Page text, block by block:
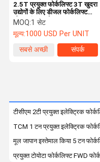
सेकेंड हैंड खुदाई यंत्र
प्रयुक्त हाइड्रोलिक खुदाई
प्रयुक्त डीजल फोर्कलिफ्ट
नया फोर्कलिफ्ट
2.5T प्रयुक्त फोर्कलिफ्ट 3T खुदरा
उद्योगों के लिए डीजल फोर्कलिफ्ट
डीजल इंजन स्रोत
MOQ:1 सेट
मूल्य:1000 USD Per UNIT
सबसे अच्छी
संपर्क
टीसीएम 2टी प्रयुक्त इलेक्ट्रिक
TCM 1 टन प्रयुक्त इलेक्ट्रिक
मूल जापान इस्तेमाल किया 5 टन
प्रयुक्त टोयोटा फोर्कलिफ्ट FWD